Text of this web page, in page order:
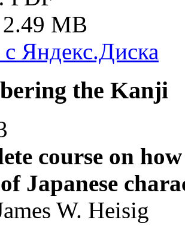
MB
с Яндекс.Диска
the Kanji
course on
Japanese
W. Heisig